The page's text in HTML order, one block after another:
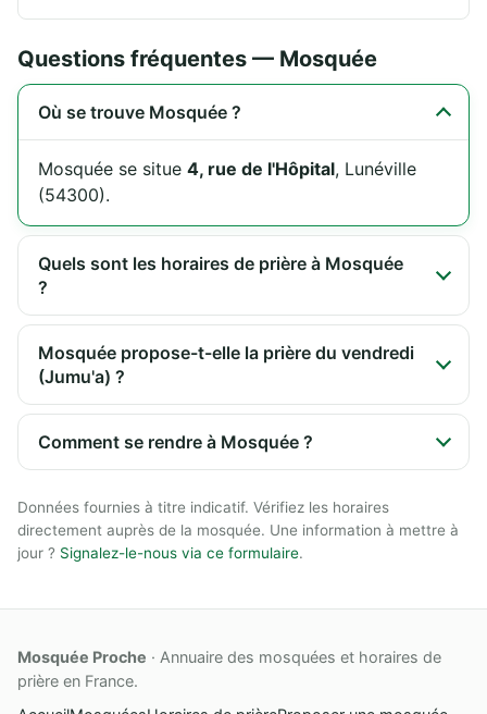
Questions fréquentes — Mosquée
Où se trouve Mosquée ?
Mosquée se situe 4, rue de l'Hôpital, Lunéville
(54300).
Quels sont les horaires de prière à Mosquée
?
Mosquée propose-t-elle la prière du vendredi
(Jumu'a) ?
Comment se rendre à Mosquée ?
Données fournies à titre indicatif. Vérifiez les horaires
directement auprès de la mosquée. Une information à mettre à
jour ? Signalez-le-nous via ce formulaire.
Mosquée Proche · Annuaire des mosquées et horaires de
prière en France.